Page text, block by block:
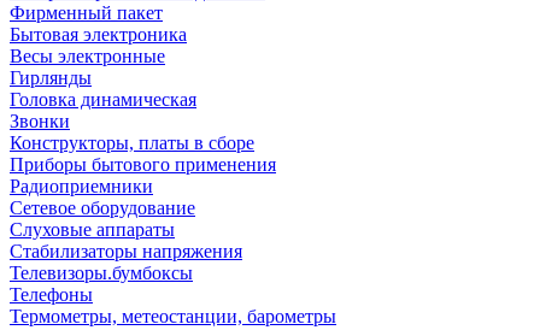
Фирменный пакет
Бытовая электроника
Весы электронные
Гирлянды
Головка динамическая
Звонки
Конструкторы, платы в сборе
Приборы бытового применения
Радиоприемники
Сетевое оборудование
Слуховые аппараты
Стабилизаторы напряжения
Телевизоры.бумбоксы
Телефоны
Термометры, метеостанции, барометры